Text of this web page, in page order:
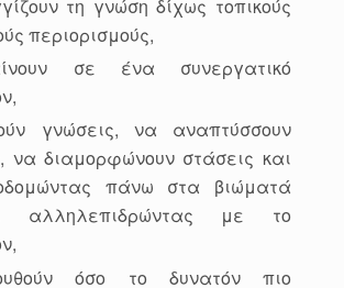
τη γνώση δίχως τοπικούς
περιορισμούς,
σε ένα συνεργατικό
γνώσεις, να αναπτύσσουν
να διαμορφώνουν στάσεις και
πάνω στα βιώματά
αλληλεπιδρώντας με το
όσο το δυνατόν πιο